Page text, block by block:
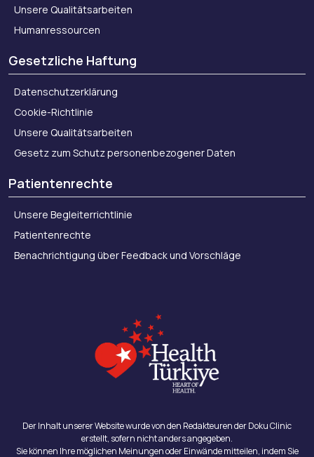
Unsere Qualitätsarbeiten
Humanressourcen
Gesetzliche Haftung
Datenschutzerklärung
Cookie-Richtlinie
Unsere Qualitätsarbeiten
Gesetz zum Schutz personenbezogener Daten
Patientenrechte
Unsere Begleiterrichtlinie
Patientenrechte
Benachrichtigung über Feedback und Vorschläge
Der Inhalt unserer Website wurde von den Redakteuren der Doku Clinic
erstellt, sofern nicht anders angegeben.
Sie können Ihre möglichen Meinungen oder Einwände mitteilen, indem Sie